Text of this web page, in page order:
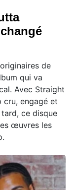
de
qui va
Avec Straight
cru, engagé et
ce disque
œuvres les